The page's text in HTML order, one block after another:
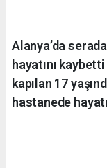
Alanya’da
hayatını
kapılan 17
hastanede